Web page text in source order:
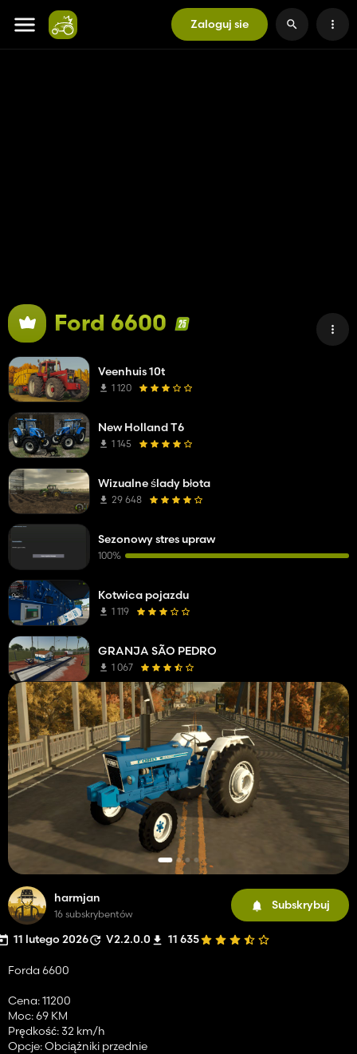
Zaloguj sie
Ford 6600
harmjan
16 subskrybentów
Subskrybuj
11 lutego 2026 V2.2.0.0 11 635
Forda 6600
Cena: 11200
Moc: 69 KM
Prędkość: 32 km/h
Opcje: Obciążniki przednie
Veenhuis 10t
1 120
New Holland T6
1 145
Wizualne ślady błota
29 648
Sezonowy stres upraw
100%
Kotwica pojazdu
1 119
GRANJA SÃO PEDRO
1 067